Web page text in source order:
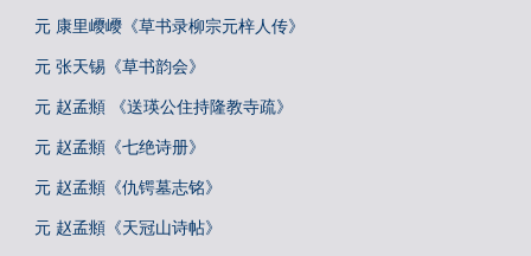
元 康里巎巎《草书录柳宗元梓人传》
元 张天锡《草书韵会》
元 赵孟頫 《送瑛公住持隆教寺疏》
元 赵孟頫《七绝诗册》
元 赵孟頫《仇锷墓志铭》
元 赵孟頫《天冠山诗帖》